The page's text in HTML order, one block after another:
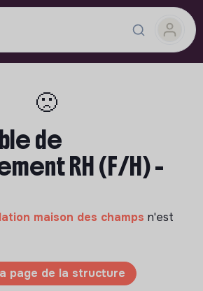
🙁
de
RH (F/H) -
maison des champs n'est
page de la structure